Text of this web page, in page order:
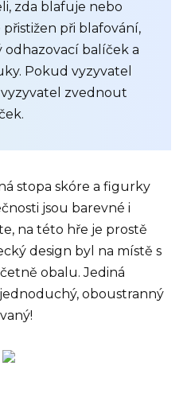
zda blafuje nebo
přistižen při blafování,
odhazovací balíček a
Pokud vyzyvatel
zvednout
stopa skóre a figurky
jsou barevné i
na této hře je prostě
design byl na místě s
obalu. Jediná
oboustranný